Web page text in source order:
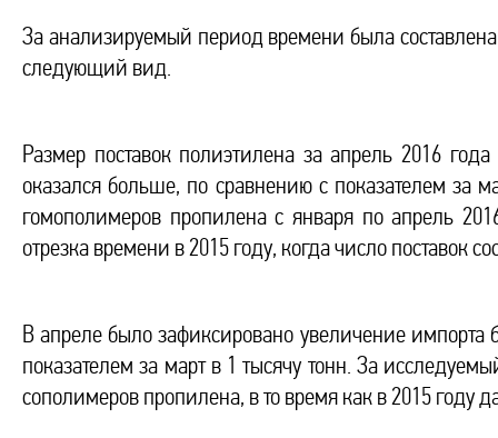
За анализируемый период времени была
следующий вид.
Размер поставок полиэтилена за апрель 2016
оказался больше, по сравнению с показателем за
гомополимеров пропилена с января по апрель
отрезка времени в 2015 году, когда число поставок
В апреле было зафиксировано увеличение
показателем за март в 1 тысячу тонн. За
сополимеров пропилена, в то время как в 2015 году